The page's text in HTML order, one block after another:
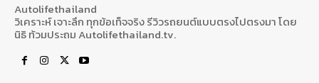
Autolifethailand
วิเคราะห์ เจาะลึก ทุกข้อเท็จจริง รีวิวรถยนต์แบบตรงไปตรงมา โดย
นิธิ ท้วมประถม Autolifethailand.tv.